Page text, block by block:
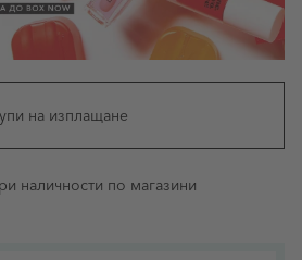
на изплащане
наличности по магазини